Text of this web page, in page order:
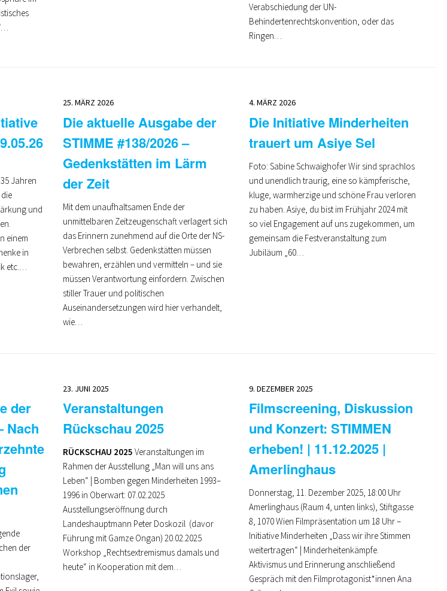
Verabschiedung der UN-
Behindertenrechtskonvention, oder das
Ringen…
Jahren
und
einem
in
etc.…
25. MÄRZ 2026
Die aktuelle Ausgabe der
STIMME #138/2026 –
Gedenkstätten im Lärm
der Zeit
Mit dem unaufhaltsamen Ende der
unmittelbaren Zeitzeugenschaft verlagert sich
das Erinnern zunehmend auf die Orte der NS-
Verbrechen selbst. Gedenkstätten müssen
bewahren, erzählen und vermitteln – und sie
müssen Verantwortung einfordern. Zwischen
stiller Trauer und politischen
Auseinandersetzungen wird hier verhandelt,
wie…
4. MÄRZ 2026
Die Initiative Minderheiten
trauert um Asiye Sel
Foto: Sabine Schwaighofer Wir sind sprachlos
und unendlich traurig, eine so kämpferische,
kluge, warmherzige und schöne Frau verloren
zu haben. Asiye, du bist im Frühjahr 2024 mit
so viel Engagement auf uns zugekommen, um
gemeinsam die Festveranstaltung zum
Jubiläum „60…
der
Nach
der
23. JUNI 2025
Veranstaltungen
Rückschau 2025
RÜCKSCHAU 2025 Veranstaltungen im
Rahmen der Ausstellung „Man will uns ans
Leben“ | Bomben gegen Minderheiten 1993–
1996 in Oberwart: 07.02.2025
Ausstellungseröffnung durch
Landeshauptmann Peter Doskozil (davor
Führung mit Gamze Ongan) 20.02.2025
Workshop „Rechtsextremismus damals und
heute“ in Kooperation mit dem…
9. DEZEMBER 2025
Filmscreening, Diskussion
und Konzert: STIMMEN
erheben! | 11.12.2025 |
Amerlinghaus
Donnerstag, 11. Dezember 2025, 18:00 Uhr
Amerlinghaus (Raum 4, unten links), Stiftgasse
8, 1070 Wien Filmpräsentation um 18 Uhr –
Initiative Minderheiten „Dass wir ihre Stimmen
weitertragen“ | Minderheitenkämpfe.
Aktivismus und Erinnerung anschließend
Gespräch mit den Filmprotagonist*innen Ana